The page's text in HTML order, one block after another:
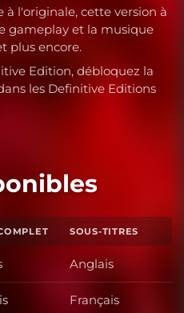
à l'originale, cette version à
gameplay et la musique
plus encore.
Edition, débloquez la
les Definitive Editions
SOUS-TITRES
Anglais
Français